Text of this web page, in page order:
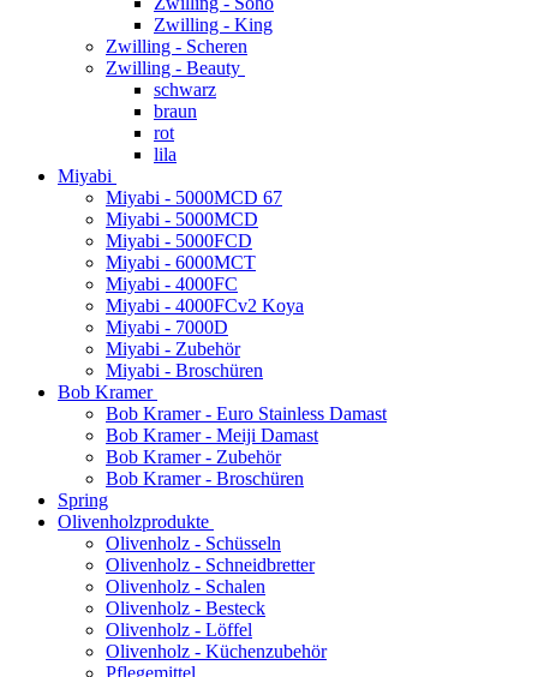
Zwilling - King
Zwilling - Scheren
Zwilling - Beauty
schwarz
braun
rot
lila
Miyabi
Miyabi - 5000MCD 67
Miyabi - 5000MCD
Miyabi - 5000FCD
Miyabi - 6000MCT
Miyabi - 4000FC
Miyabi - 4000FCv2 Koya
Miyabi - 7000D
Miyabi - Zubehör
Miyabi - Broschüren
Bob Kramer
Bob Kramer - Euro Stainless Damast
Bob Kramer - Meiji Damast
Bob Kramer - Zubehör
Bob Kramer - Broschüren
Spring
Olivenholzprodukte
Olivenholz - Schüsseln
Olivenholz - Schneidbretter
Olivenholz - Schalen
Olivenholz - Besteck
Olivenholz - Löffel
Olivenholz - Küchenzubehör
Pflegemittel